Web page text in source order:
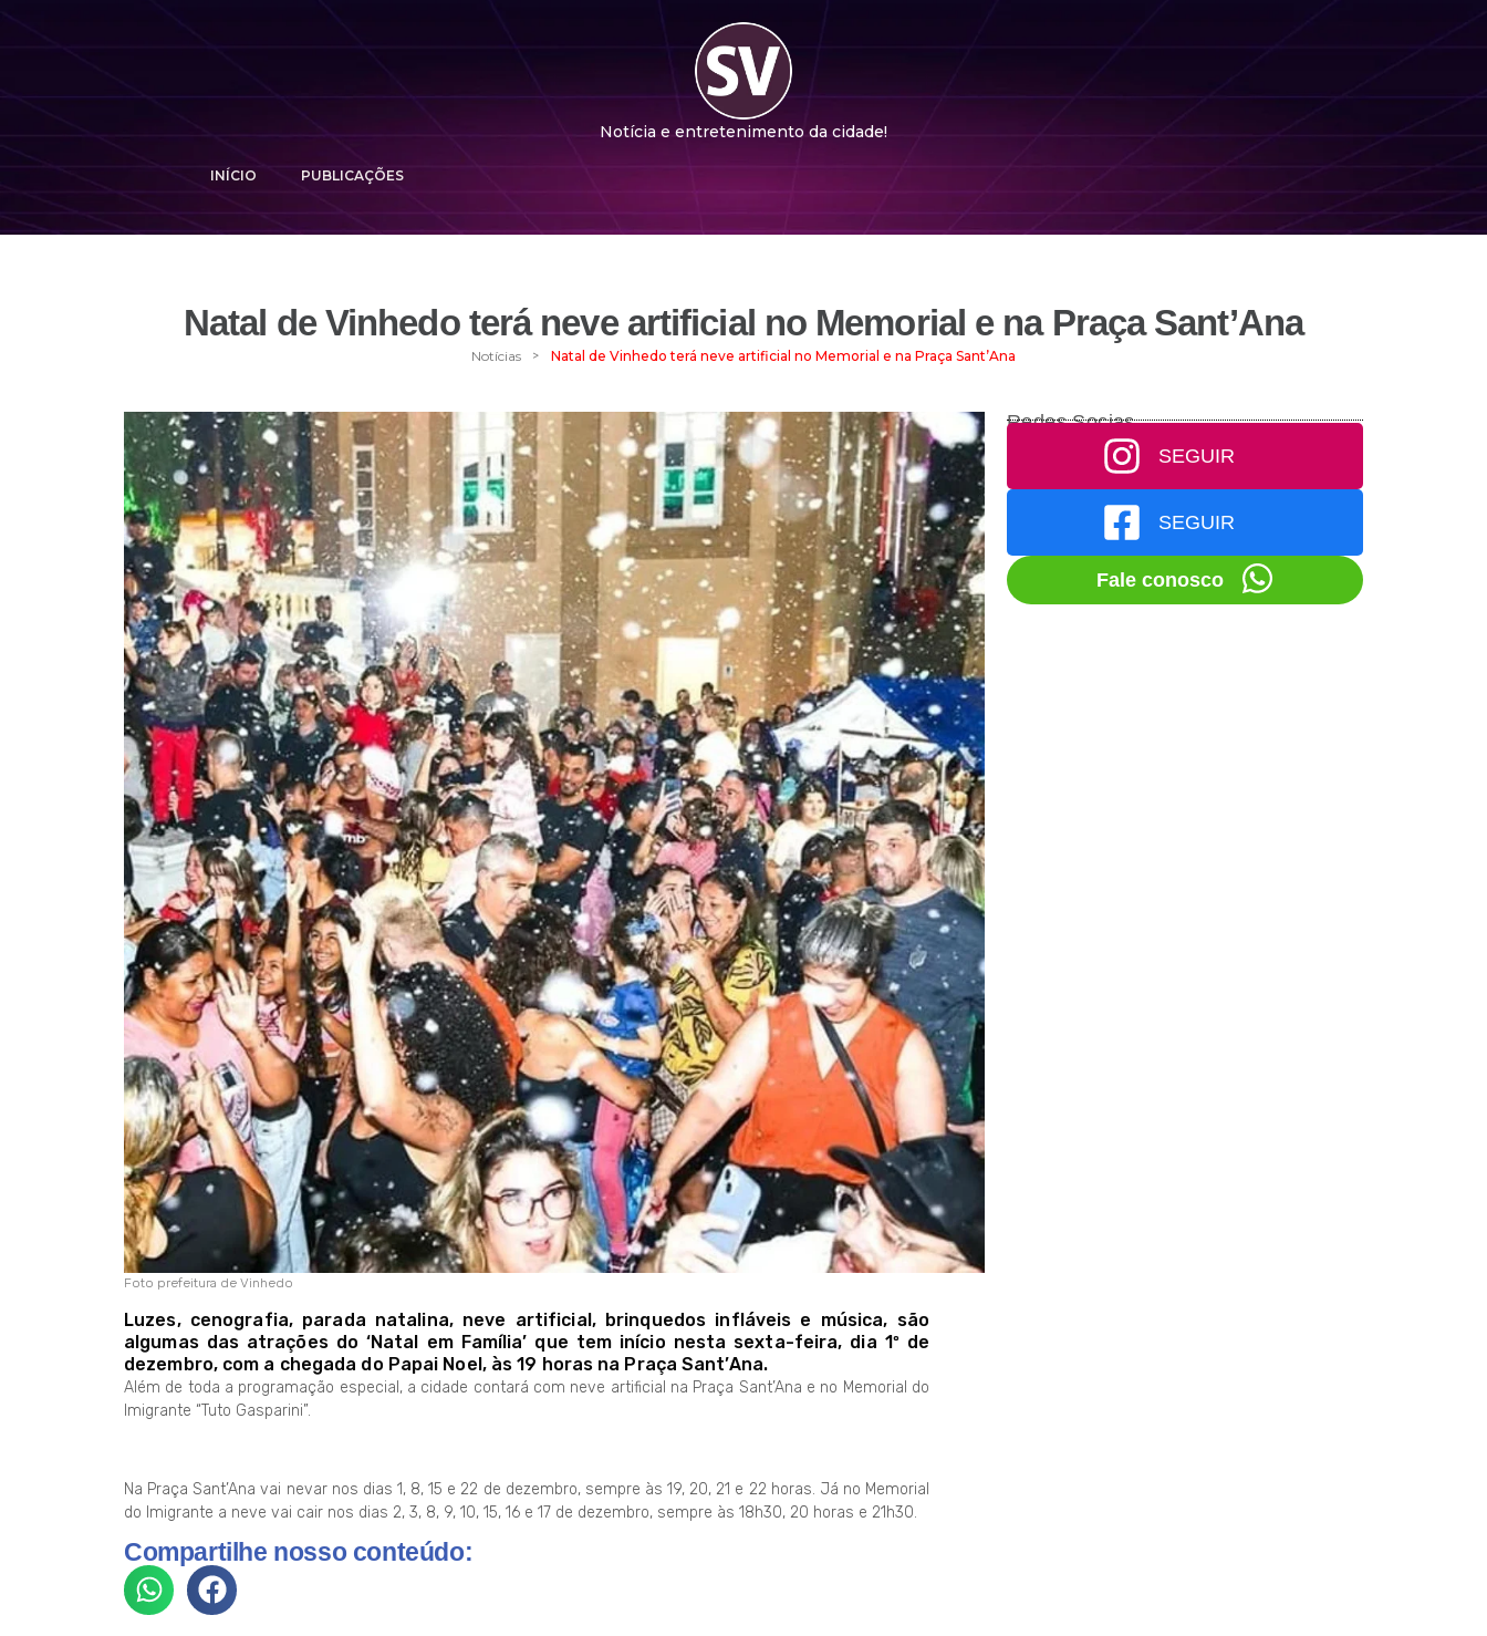
Notícia e entretenimento da cidade!
INÍCIO PUBLICAÇÕES
Natal de Vinhedo terá neve artificial no Memorial e na Praça Sant’Ana
Notícias > Natal de Vinhedo terá neve artificial no Memorial e na Praça Sant’Ana
Foto prefeitura de Vinhedo
Luzes, cenografia, parada natalina, neve artificial, brinquedos infláveis e música, são
algumas das atrações do ‘Natal em Família’ que tem início nesta sexta-feira, dia 1º de
dezembro, com a chegada do Papai Noel, às 19 horas na Praça Sant’Ana.
Além de toda a programação especial, a cidade contará com neve artificial na Praça Sant’Ana e no Memorial do
Imigrante “Tuto Gasparini”.
Na Praça Sant’Ana vai nevar nos dias 1, 8, 15 e 22 de dezembro, sempre às 19, 20, 21 e 22 horas. Já no Memorial
do Imigrante a neve vai cair nos dias 2, 3, 8, 9, 10, 15, 16 e 17 de dezembro, sempre às 18h30, 20 horas e 21h30.
Compartilhe nosso conteúdo:
Redes Socias
SEGUIR
SEGUIR
Fale conosco